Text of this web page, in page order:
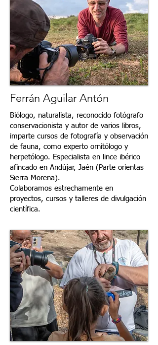
Ferrán Aguilar Antón
Biólogo, naturalista, reconocido fotógrafo
conservacionista y autor de varios libros,
imparte cursos de fotografía y observación
de fauna, como experto ornitólogo y
herpetólogo. Especialista en lince ibérico
afincado en Andújar, Jaén (Parte orientas
Sierra Morena).
Colaboramos estrechamente en
proyectos, cursos y talleres de divulgación
científica.